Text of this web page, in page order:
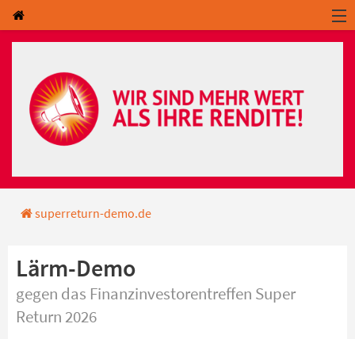
Direkt zum Hauptinhalt springen
Direkt zur Haupt-Navigation springen
Direkt zur Service-Navigation springen
Direkt zur Footer-Navigation springen
Direkt zum Footerinhalt springen
superreturn-demo.de
Lärm-Demo
gegen das Finanzinvestorentreffen Super
Return 2026